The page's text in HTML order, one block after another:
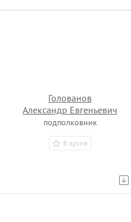
Голованов
Александр Евгеньевич
подполковник
В архив